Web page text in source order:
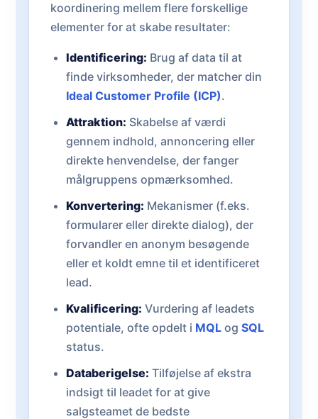
koordinering mellem flere forskellige
elementer for at skabe resultater:
Identificering: Brug af data til at
finde virksomheder, der matcher din
Ideal Customer Profile (ICP).
Attraktion: Skabelse af værdi
gennem indhold, annoncering eller
direkte henvendelse, der fanger
målgruppens opmærksomhed.
Konvertering: Mekanismer (f.eks.
formularer eller direkte dialog), der
forvandler en anonym besøgende
eller et koldt emne til et identificeret
lead.
Kvalificering: Vurdering af leadets
potentiale, ofte opdelt i MQLog SQL
status.
Databerigelse: Tilføjelse af ekstra
indsigt til leadet for at give
salgsteamet de bedste